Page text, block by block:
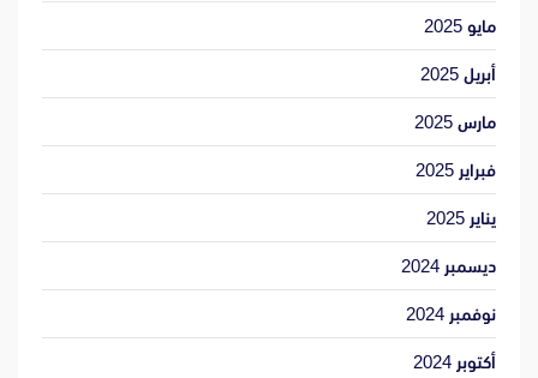
مايو 2025
أبريل 2025
مارس 2025
فبراير 2025
يناير 2025
ديسمبر 2024
نوفمبر 2024
أكتوبر 2024